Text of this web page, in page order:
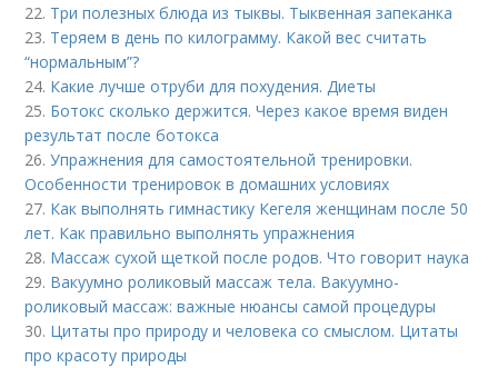
22. Три полезных блюда из тыквы. Тыквенная запеканка
23. Теряем в день по килограмму. Какой вес считать
“нормальным”?
24. Какие лучше отруби для похудения. Диеты
25. Ботокс сколько держится. Через какое время виден
результат после ботокса
26.Упражнения для самостоятельной тренировки.
Особенности тренировок в домашних условиях
27. Как выполнять гимнастику Кегеля женщинам после 50
лет. Как правильно выполнять упражнения
28. Массаж сухой щеткой после родов. Что говорит наука
29. Вакуумно роликовый массаж тела. Вакуумно-
роликовый массаж: важные нюансы самой процедуры
30. Цитаты про природу и человека со смыслом. Цитаты
про красоту природы